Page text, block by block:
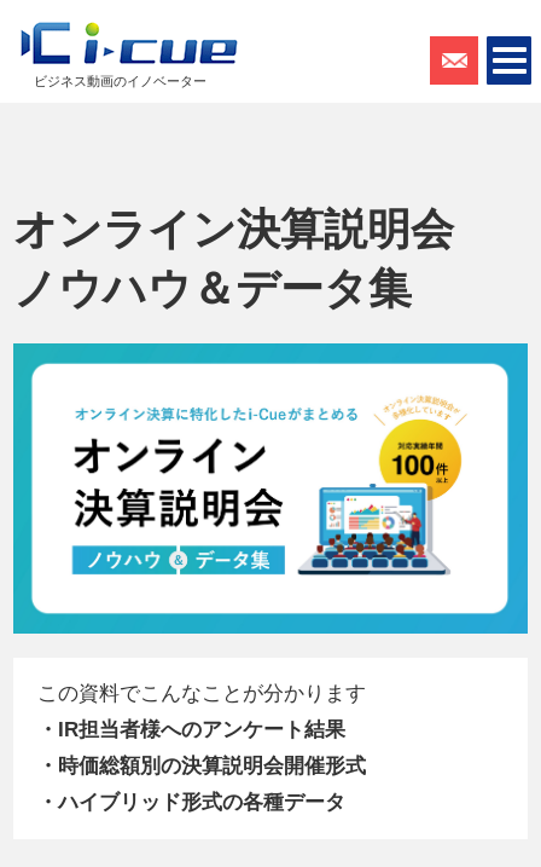
ビジネス動画のイノベーター
オンライン決算説明会
ノウハウ＆データ集
この資料でこんなことが分かります
・IR担当者様へのアンケート結果
・時価総額別の決算説明会開催形式
・ハイブリッド形式の各種データ